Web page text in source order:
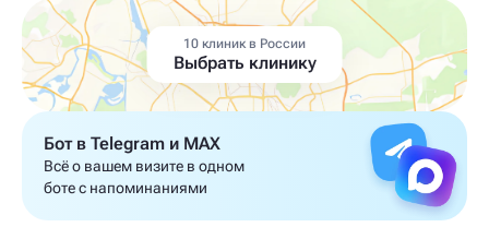
10 клиник в России
Выбрать клинику
Бот в Telegram и MAX
Всё о вашем визите в одном
боте с напоминаниями